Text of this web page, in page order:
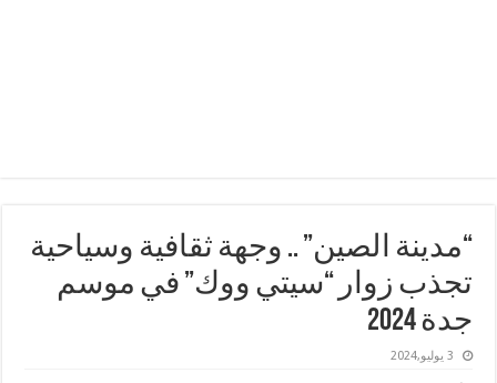
“مدينة الصين” .. وجهة ثقافية وسياحية
تجذب زوار “سيتي ووك” في موسم
جدة 2024
3 يوليو,2024